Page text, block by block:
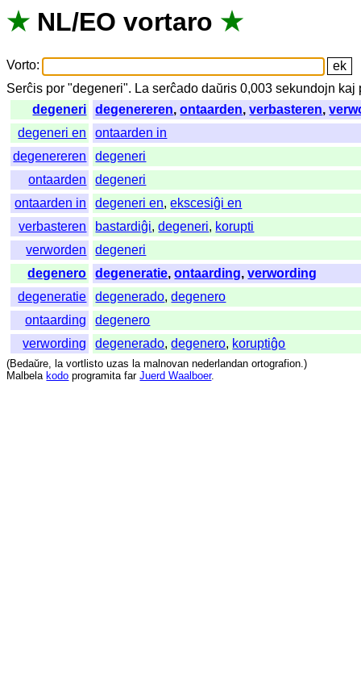
★ NL/EO vortaro ★
Vorto:
Serĉis por "degeneri". La serĉado daŭris 0,003sekundojn kaj
degeneri
degenereren,ontaarden,verbasteren,
degeneri en
ontaarden in
degenereren
degeneri
ontaarden
degeneri
ontaarden in
degeneri en,ekscesiĝi en
verbasteren
bastardiĝi,degeneri, korupti
verworden
degeneri
degenero
degeneratie,ontaarding,verwording
degeneratie
degenerado,degenero
ontaarding
degenero
verwording
degenerado,degenero, koruptiĝo
(Bedaŭre, la vortlisto uzas la malnovan nederlandan ortografion.)
Malbela kodo programita far Juerd Waalboer.